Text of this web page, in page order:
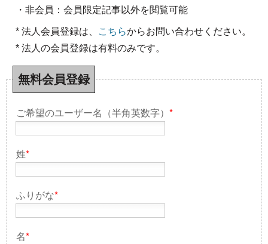
・非会員：会員限定記事以外を閲覧可能
* 法人会員登録は、 こちらからお問い合わせください。
* 法人の会員登録は有料のみです。
無料会員登録
ご希望のユーザー名（半角英数字） *
姓*
ふりがな*
名*